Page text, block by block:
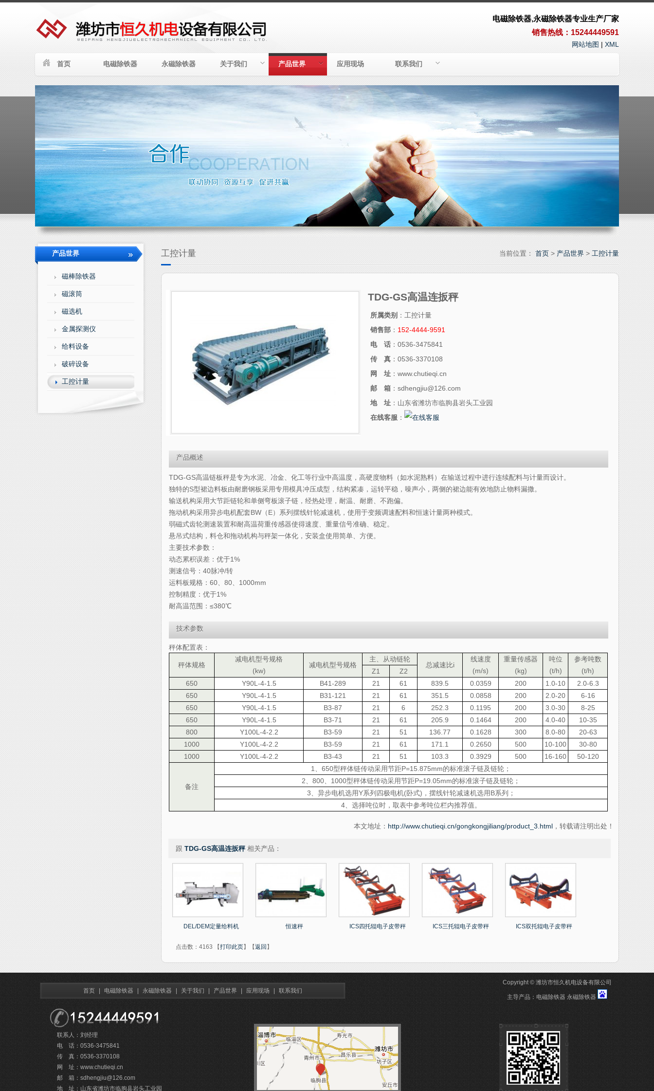
电磁除铁器,永磁除铁器专业生产厂家
销售热线：15244449591
网站地图 | XML
首页 电磁除铁器 永磁除铁器 关于我们 产品世界 应用现场 联系我们
当前位置： 首页 > 产品世界 > 工控计量
工控计量
TDG-GS高温连扳秤
所属类别 ：工控计量
销售部 ： 152-4444-9591
电 话 ：0536-3475841
传 真 ：0536-3370108
网 址 ：www.chutieqi.cn
邮 箱 ：sdhengjiu@126.com
地 址 ：山东省潍坊市临朐县岩头工业园
在线客服 ：
产品概述
TDG-GS高温链板秤是专为水泥、冶金、化工等行业中高温度，高硬度物料（如水泥熟料）在输送过程中进行连续配料与计量而设计。
独特的S型裙边料板由耐磨钢板采用专用模具冲压成型，结构紧凑，运转平稳，噪声小，两侧的裙边能有效地防止物料漏撒。
输送机构采用大节距链轮和单侧弯板滚子链，经热处理，耐温、耐磨、不跑偏。
拖动机构采用异步电机配套BW（E）系列摆线针轮减速机，使用于变频调速配料和恒速计量两种模式。
弱磁式齿轮测速装置和耐高温荷重传感器使得速度、重量信号准确、稳定。
悬吊式结构，料仓和拖动机构与秤架一体化，安装盒使用简单、方便。
主要技术参数：
动态累积误差：优于1%
测速信号：40脉冲/转
运料板规格：60、80、1000mm
控制精度：优于1%
耐高温范围：≤380℃
技术参数
秤体配置表：
秤体规格
减电机型号规格
(kw)
减电机型号规格
主、从动链轮
总减速比i
线速度
(m/s)
重量传感器
(kg)
吨位
(t/h)
参考吨数
(t/h)
Z1
Z2
650
Y90L-4-1.5 B41-289 21 61 839.5 0.0359 200 1.0-10
2.0-6.3
650
Y90L-4-1.5 B31-121 21 61 351.5 0.0858 200 2.0-20
6-16
650
Y90L-4-1.5 B3-87 21 6 252.3 0.1195 200 3.0-30
8-25
650
Y90L-4-1.5 B3-71 21 61 205.9 0.1464 200 4.0-40
10-35
800
Y100L-4-2.2 B3-59 21 51 136.77 0.1628 300 8.0-80
20-63
1000
Y100L-4-2.2 B3-59 21 61 171.1 0.2650 500 10-100
30-80
1000
Y100L-4-2.2 B3-43 21 51 103.3 0.3929 500 16-160 50-120
备注
1、650型秤体链传动采用节距P=15.875mm的标准滚子链及链轮；
2、800、1000型秤体链传动采用节距P=19.05mm的标准滚子链及链轮；
3、异步电机选用Y系列四极电机(卧式)，摆线针轮减速机选用B系列；
4、选择吨位时，取表中参考吨位栏内推荐值。
本文地址： http://www.chutieqi.cn/gongkongjiliang/product_3.html ，转载请注明出处！
跟 TDG-GS高温连扳秤相关产品：
DEL/DEM定量给料机 恒速秤 ICS四托辊电子皮带秤 ICS三托辊电子皮带秤 ICS双托辊电子皮带秤
点击数：4163 【打印此页】【返回 】
产品世界
磁棒除铁器
磁滚筒
磁选机
金属探测仪
给料设备
破碎设备
工控计量
首页 电磁除铁器 永磁除铁器 关于我们 产品世界 应用现场 联系我们
联系人：刘经理
电 话：0536-3475841
传 真：0536-3370108
网 址：www.chutieqi.cn
邮 箱：sdhengjiu@126.com
地 址：山东省潍坊市临朐县岩头工业园
Copyright © 潍坊市恒久机电设备有限公司
主导产品： 电磁除铁器 永磁除铁器